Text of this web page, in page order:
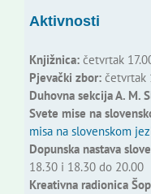
Aktivnosti
Knjižnica:četvrtak
Pjevački zbor:četvrtak
Duhovna sekcija A. M.
Svete mise na
misa na slovenskom
Dopunska nastava
18.30 i 18.30 do 20.00
Kreativna radionica